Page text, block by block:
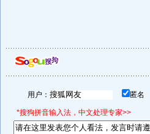
用户： 匿名
*搜狗拼音输入法，中文处理专家>>